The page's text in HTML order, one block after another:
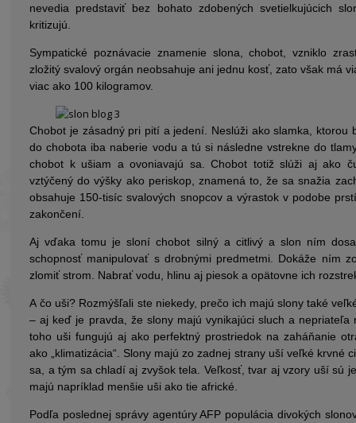
nevedia predstaviť bez bohato zdobených svetielkujúcich
kritizujú.
Sympatické poznávacie znamenie slona, chobot, vzniklo
zložitý svalový orgán neobsahuje ani jednu kosť, zato však má
viac ako 100 kilogramov.
Chobot je zásadný pri pití a jedení. Neslúži ako slamka, ktorou
do chobota iba naberie vodu a tú si následne vstrekne do
chobot k ušiam a ovoniavajú sa. Chobot totiž slúži aj ako
vztýčený do výšky ako periskop, znamená to, že sa snažia
obsahuje 150-tisíc svalových snopcov a výrastok v podobe
zakončení.
Aj vďaka tomu je sloní chobot silný a citlivý a slon ním
schopnosť manipulovať s drobnými predmetmi. Dokáže ním
zlomiť strom. Nabrať vodu, hlinu aj piesok a opätovne ich
A čo uši? Rozmýšľali ste niekedy, prečo ich majú slony také
– aj keď je pravda, že slony majú vynikajúci sluch a
toho uši fungujú aj ako perfektný prostriedok na zaháňanie
ako „klimatizácia“. Slony majú zo zadnej strany uší veľké krvné
sa, a tým sa chladí aj zvyšok tela. Veľkosť, tvar aj vzory uší sú
majú napríklad menšie uši ako tie africké.
Podľa poslednej správy agentúry AFP populácia divokých